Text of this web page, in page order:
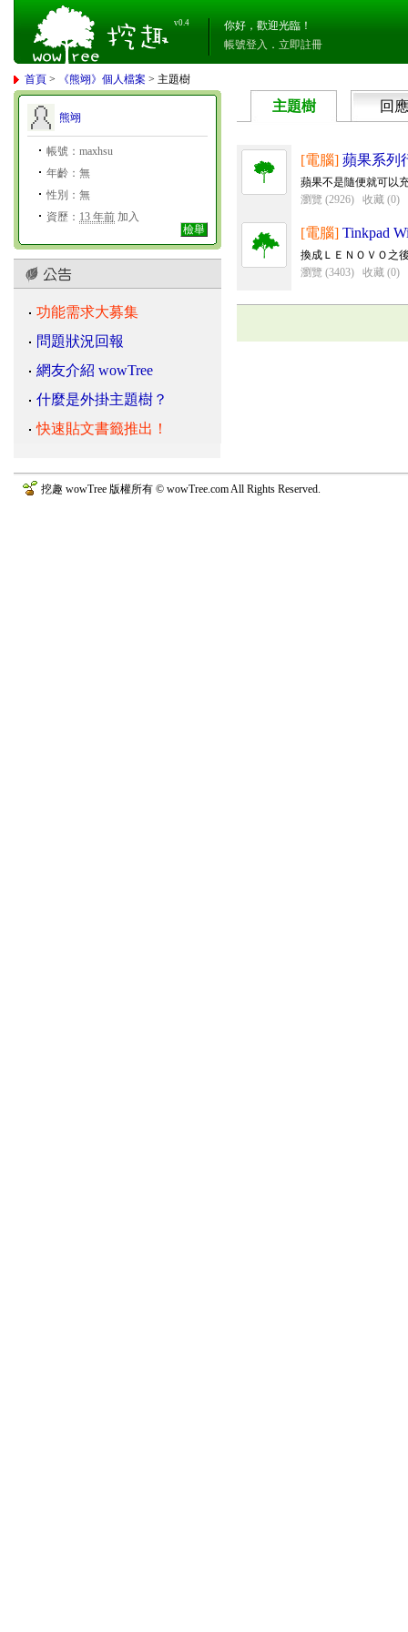
v0.4
你好，歡迎光臨！
帳號登入 ． 立即註冊
首頁 > 《熊翊》個人檔案 > 主題樹
熊翊
帳號：maxhsu
年齡：無
性別：無
資歷： 13 年前 加入
檢舉
功能需求大募集
問題狀況回報
網友介紹 wowTree
什麼是外掛主題樹？
快速貼文書籤推出！
主題樹 回應
[電腦] 蘋果系列
蘋果不是隨便就可以
瀏覽 (2926)
收藏 (0)
[電腦] Tinkpad
換成ＬＥＮＯＶＯ之
瀏覽 (3403)
收藏 (0)
挖趣 wowTree 版權所有 © wowTree.com All Rights Reserved.